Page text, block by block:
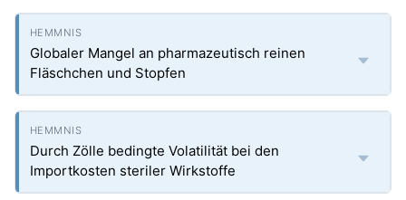
Globaler Mangel an pharmazeutisch reinen
Fläschchen und Stopfen
Durch Zölle bedingte Volatilität bei den
Importkosten steriler Wirkstoffe